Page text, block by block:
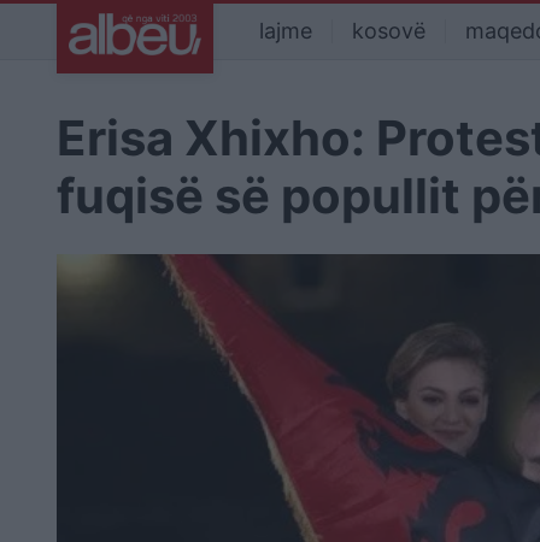
lajme kosovë
Erisa Xhixho:
fuqisë së popullit